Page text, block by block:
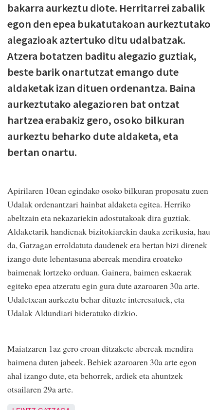
bakarra aurkeztu diote. Herritarrei zabalik
egon den epea bukatutakoan aurkeztutako
alegazioak aztertuko ditu udalbatzak.
Atzera botatzen baditu alegazio guztiak,
beste barik onartutzat emango dute
aldaketak izan dituen ordenantza. Baina
aurkeztutako alegazioren bat ontzat
hartzea erabakiz gero, osoko bilkuran
aurkeztu beharko dute aldaketa, eta
bertan onartu.
Apirilaren 10ean egindako osoko bilkuran proposatu zuen
Udalak ordenantzari hainbat aldaketa egitea. Herriko
abeltzain eta nekazariekin adostutakoak dira guztiak.
Aldaketarik handienak bizitokiarekin dauka zerikusia, hau
da, Gatzagan erroldatuta daudenek eta bertan bizi direnek
izango dute lehentasuna abereak mendira eroateko
baimenak lortzeko orduan. Gainera, baimen eskaerak
egiteko epea atzeratu egin gura dute azaroaren 30a arte.
Udaletxean aurkeztu behar dituzte interesatuek, eta
Udalak Aldundiari bideratuko dizkio.
Maiatzaren 1az gero eroan ditzakete abereak mendira
baimena duten jabeek. Behiek azaroaren 30a arte egon
ahal izango dute, eta behorrek, ardiek eta ahuntzek
otsailaren 29a arte.